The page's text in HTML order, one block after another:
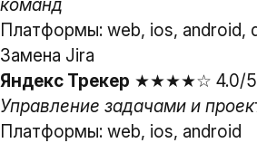
команд
Платформы: web, ios, android,
Замена Jira
Яндекс Трекер ★★★★☆ 4.0/5
Управление задачами и
Платформы: web, ios, android